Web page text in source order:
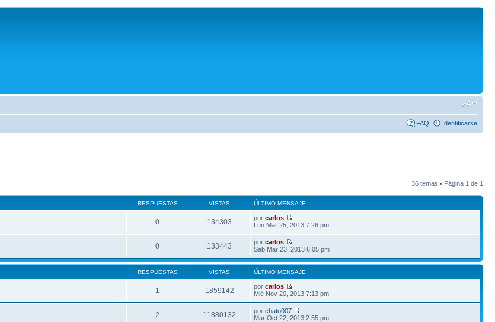
FAQ Identificarse
36 temas • Página 1 de 1
RESPUESTAS VISTAS ÚLTIMO MENSAJE
0 134303 porcarlos
Lun Mar 25, 2013 7:26 pm
0 133443 porcarlos
Sab Mar 23, 2013 6:05 pm
RESPUESTAS VISTAS ÚLTIMO MENSAJE
1 1859142 porcarlos
Mié Nov 20, 2013 7:13 pm
2 11880132 porchato007
Mar Oct 22, 2013 2:55 pm